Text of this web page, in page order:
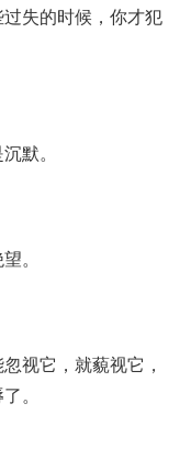
失的时候，你才犯
默。
。
视它，就藐视它，
。